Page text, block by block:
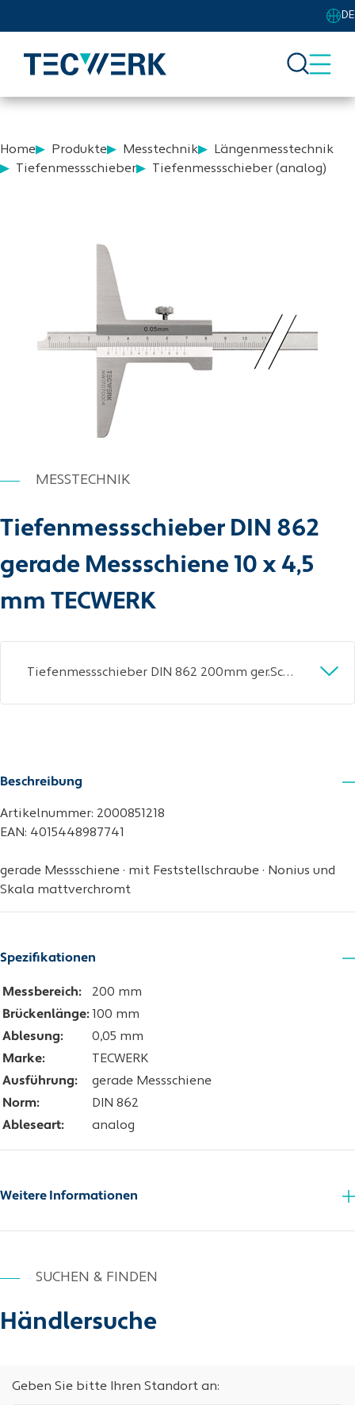
DE
Home Produkte Messtechnik
Längenmesstechnik
Tiefenmessschieber
Tiefenmessschieber (analog)
MESSTECHNIK
Tiefenmessschieber DIN 862
gerade Messschiene 10 x 4,5
mm TECWERK
Tiefenmessschieber DIN 862 200mm ger.Schiene 10x4,5mm TECWERK
Beschreibung
Artikelnummer: 2000851218
EAN: 4015448987741
gerade Messschiene · mit Feststellschraube · Nonius und
Skala mattverchromt
Spezifikationen
Messbereich:
200 mm
Brückenlänge:
100 mm
Ablesung:
0,05 mm
Marke:
TECWERK
Ausführung:
gerade Messschiene
Norm:
DIN 862
Ableseart:
analog
Weitere Informationen
SUCHEN & FINDEN
Händlersuche
Geben Sie bitte Ihren Standort an: